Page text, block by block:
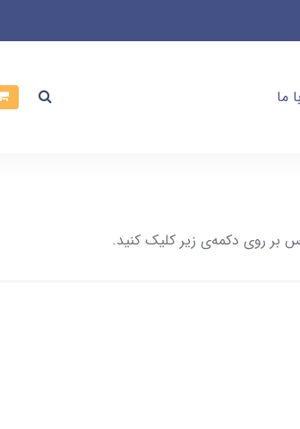
ما
بر روی دکمه‌ی زیر کلیک کنید.